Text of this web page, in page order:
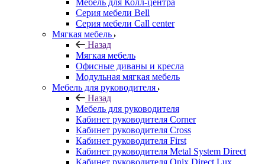
Мебель для Колл-центра
Серия мебели Bell
Серия мебели Call center
Мягкая мебель
Назад
Мягкая мебель
Офисные диваны и кресла
Модульная мягкая мебель
Мебель для руководителя
Назад
Мебель для руководителя
Кабинет руководителя Corner
Кабинет руководителя Cross
Кабинет руководителя First
Кабинет руководителя Metal System Direct
Кабинет руководителя Onix Direct Lux